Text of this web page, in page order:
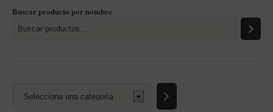
Buscar producto por nombre